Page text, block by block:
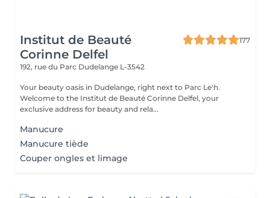
Institut de Beauté
Corinne Delfel
177
192, rue du Parc Dudelange L-3542
Your beauty oasis in Dudelange, right next to Parc Le'h.
Welcome to the Institut de Beauté Corinne Delfel, your
exclusive address for beauty and rela...
Manucure
Manucure tiède
Couper ongles et limage